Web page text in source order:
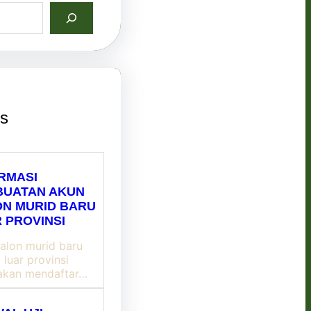
AKUN
MURID BARU
PROVINSI
murid baru
luar provinsi
mendaftar…